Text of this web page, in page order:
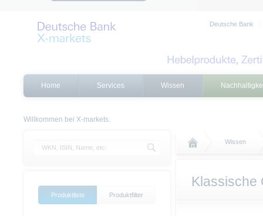
Deutsche Bank
Home Services Wissen
Willkommen bei X-markets.
Wissen
Klassische
Produktliste Produktfilter